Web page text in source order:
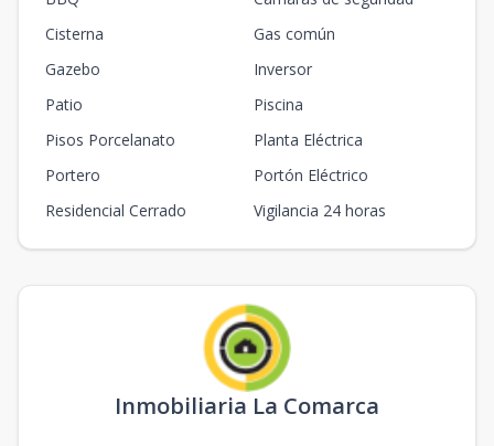
Cisterna
Gas común
Gazebo
Inversor
Patio
Piscina
Pisos Porcelanato
Planta Eléctrica
Portero
Portón Eléctrico
Residencial Cerrado
Vigilancia 24 horas
Inmobiliaria La Comarca